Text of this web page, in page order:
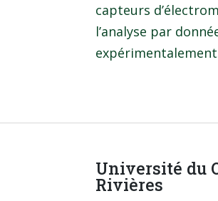
capteurs
l’analyse par
Université du
Rivières